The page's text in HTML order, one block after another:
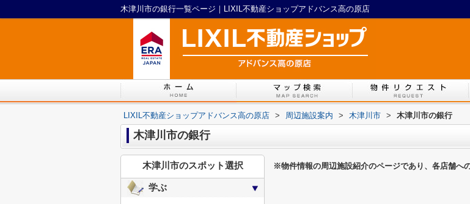
木津川市の銀行一覧ページ｜LIXIL不動産ショップアドバンス高の原店
LIXIL不動産ショップアドバンス高の原店 > 周辺施設案内 > 木津川市 > 木津川市の銀行
木津川市の銀行
※物件情報の周辺施設紹介のページであり、各店舗へ
木津川市のスポット選択
学ぶ